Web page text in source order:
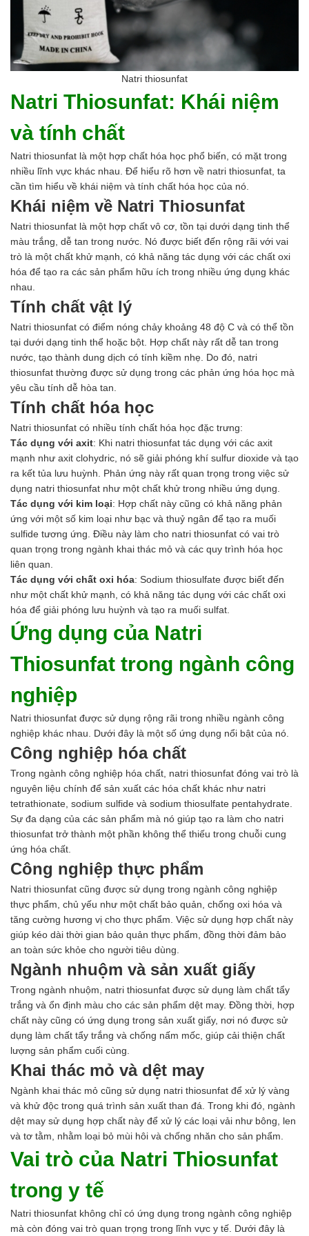
Hóa chất khác
Giới Thiệu
Đối tác
Quy trình sản xuất
Tin tức
Ngành Hóa Chất
Ngành Thực Phẩm
Ngành Thủy Sản
Ngành Môi Trường
Ngành Nhựa
Ngành Xây Dựng
Ngành Cao Su
Ngành Xi Mạ
Ngành Thủy Tinh
Ngành Dệt Nhuộm
Ngành Sơn
Ngành In Ấn Bao Bì
Ngành Gốm Sứ
Ngành Gỗ
Ngành Mỹ Phẩm
Ngành Hóa Dầu
Ngành Giấy
Liên hệ
Tuyển dụng
Natri thiosunfat
Natri Thiosunfat: Khái niệm
và tính chất
Natri thiosunfat là một hợp chất hóa học phổ biến, có mặt trong
nhiều lĩnh vực khác nhau. Để hiểu rõ hơn về natri thiosunfat, ta
cần tìm hiểu về khái niệm và tính chất hóa học của nó.
Khái niệm về Natri Thiosunfat
Natri thiosunfat là một hợp chất vô cơ, tồn tại dưới dạng tinh thể
màu trắng, dễ tan trong nước. Nó được biết đến rộng rãi với vai
trò là một chất khử mạnh, có khả năng tác dụng với các chất oxi
hóa để tạo ra các sản phẩm hữu ích trong nhiều ứng dụng khác
nhau.
Tính chất vật lý
Natri thiosunfat có điểm nóng chảy khoảng 48 độ C và có thể tồn
tại dưới dạng tinh thể hoặc bột. Hợp chất này rất dễ tan trong
nước, tạo thành dung dịch có tính kiềm nhẹ. Do đó, natri
thiosunfat thường được sử dụng trong các phản ứng hóa học mà
yêu cầu tính dễ hòa tan.
Tính chất hóa học
Natri thiosunfat có nhiều tính chất hóa học đặc trưng:
Tác dụng với axit: Khi natri thiosunfat tác dụng với các axit
mạnh như axit clohydric, nó sẽ giải phóng khí sulfur dioxide và tạo
ra kết tủa lưu huỳnh. Phản ứng này rất quan trọng trong việc sử
dụng natri thiosunfat như một chất khử trong nhiều ứng dụng.
Tác dụng với kim loại: Hợp chất này cũng có khả năng phản
ứng với một số kim loại như bạc và thuỷ ngân để tạo ra muối
sulfide tương ứng. Điều này làm cho natri thiosunfat có vai trò
quan trọng trong ngành khai thác mỏ và các quy trình hóa học
liên quan.
Tác dụng với chất oxi hóa: Sodium thiosulfate được biết đến
như một chất khử mạnh, có khả năng tác dụng với các chất oxi
hóa để giải phóng lưu huỳnh và tạo ra muối sulfat.
Ứng dụng của Natri
Thiosunfat trong ngành công
nghiệp
Natri thiosunfat được sử dụng rộng rãi trong nhiều ngành công
nghiệp khác nhau. Dưới đây là một số ứng dụng nổi bật của nó.
Công nghiệp hóa chất
Trong ngành công nghiệp hóa chất, natri thiosunfat đóng vai trò là
nguyên liệu chính để sản xuất các hóa chất khác như natri
tetrathionate, sodium sulfide và sodium thiosulfate pentahydrate.
Sự đa dạng của các sản phẩm mà nó giúp tạo ra làm cho natri
thiosunfat trở thành một phần không thể thiếu trong chuỗi cung
ứng hóa chất.
Công nghiệp thực phẩm
Natri thiosunfat cũng được sử dụng trong ngành công nghiệp
thực phẩm, chủ yếu như một chất bảo quản, chống oxi hóa và
tăng cường hương vị cho thực phẩm. Việc sử dụng hợp chất này
giúp kéo dài thời gian bảo quản thực phẩm, đồng thời đảm bảo
an toàn sức khỏe cho người tiêu dùng.
Ngành nhuộm và sản xuất giấy
Trong ngành nhuộm, natri thiosunfat được sử dụng làm chất tẩy
trắng và ổn định màu cho các sản phẩm dệt may. Đồng thời, hợp
chất này cũng có ứng dụng trong sản xuất giấy, nơi nó được sử
dụng làm chất tẩy trắng và chống nấm mốc, giúp cải thiện chất
lượng sản phẩm cuối cùng.
Khai thác mỏ và dệt may
Ngành khai thác mỏ cũng sử dụng natri thiosunfat để xử lý vàng
và khử độc trong quá trình sản xuất than đá. Trong khi đó, ngành
dệt may sử dụng hợp chất này để xử lý các loại vải như bông, len
và tơ tằm, nhằm loại bỏ mùi hôi và chống nhăn cho sản phẩm.
Vai trò của Natri Thiosunfat
trong y tế
Natri thiosunfat không chỉ có ứng dụng trong ngành công nghiệp
mà còn đóng vai trò quan trọng trong lĩnh vực y tế. Dưới đây là